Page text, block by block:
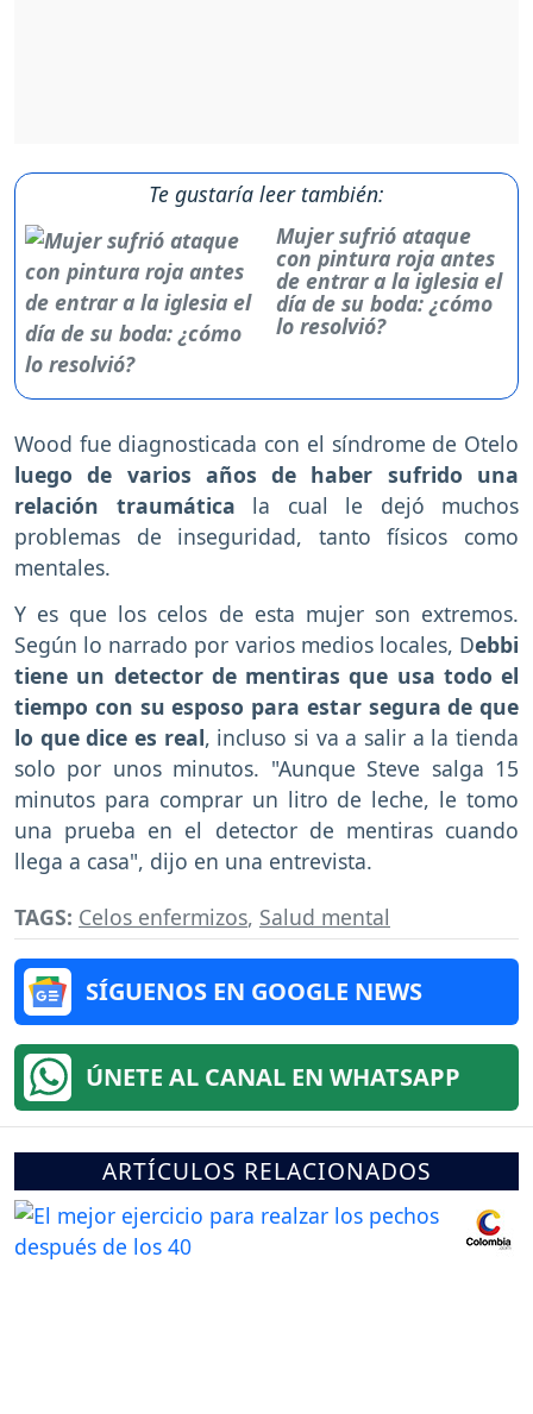
Te gustaría leer también:
Mujer sufrió ataque
con pintura roja antes
de entrar a la iglesia el
día de su boda: ¿cómo
lo resolvió?
Wood fue diagnosticada con el síndrome de Otelo
luego de varios años de haber sufrido una
relación traumática la cual le dejó muchos
problemas de inseguridad, tanto físicos como
mentales.
Y es que los celos de esta mujer son extremos.
Según lo narrado por varios medios locales, Debbi
tiene un detector de mentiras que usa todo el
tiempo con su esposo para estar segura de que
lo que dice es real, incluso si va a salir a la tienda
solo por unos minutos. "Aunque Steve salga 15
minutos para comprar un litro de leche, le tomo
una prueba en el detector de mentiras cuando
llega a casa", dijo en una entrevista.
TAGS: Celos enfermizos, Salud mental
SÍGUENOS EN GOOGLE NEWS
ÚNETE AL CANAL EN WHATSAPP
ARTÍCULOS RELACIONADOS